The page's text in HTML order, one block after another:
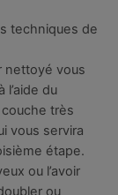
techniques de
nettoyé vous
l’aide du
couche très
vous servira
étape.
ou l’avoir
ou